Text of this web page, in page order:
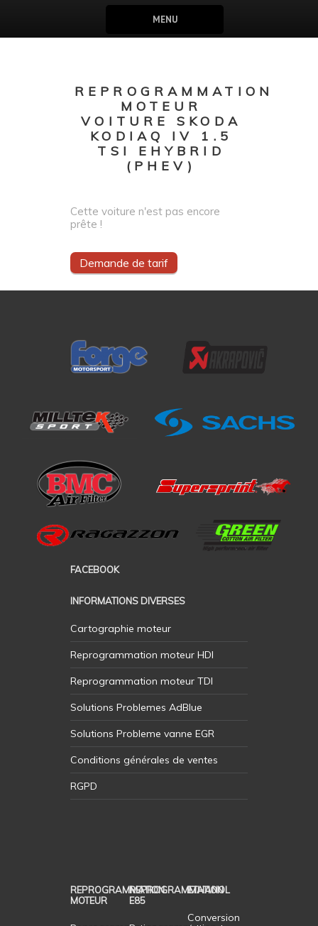
MENU
REPROGRAMMATION
MOTEUR
VOITURE SKODA
KODIAQ IV 1.5
TSI EHYBRID
(PHEV)
Cette voiture n'est pas encore
prête !
Demande de tarif
FACEBOOK
INFORMATIONS DIVERSES
Cartographie moteur
Reprogrammation moteur HDI
Reprogrammation moteur TDI
Solutions Problemes AdBlue
Solutions Probleme vanne EGR
Conditions générales de ventes
RGPD
REPROGRAMMATION
MOTEUR
REPROGRAMMATION
E85
ETHANOL
Conversion